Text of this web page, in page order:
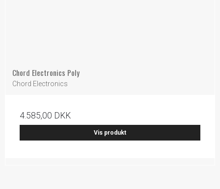
Chord Electronics Poly
Chord Electronics
4.585,00 DKK
Vis produkt